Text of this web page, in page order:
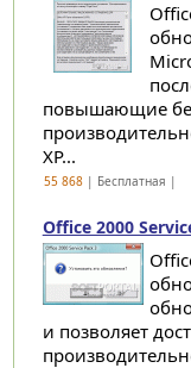
повышающие
XP...
55 868| Бесплатная |
Office 2000
и позволяет